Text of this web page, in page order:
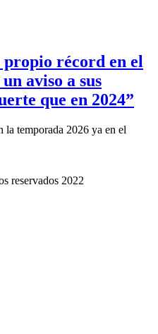
récord en el
aviso a sus
que en 2024”
la temporada 2026 ya en el
reservados 2022